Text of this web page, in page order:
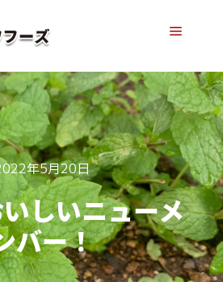
年5月20日
しいニューメ
バー！